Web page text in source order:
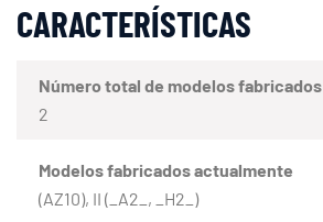
CARACTERÍSTICAS
Número total de modelos fabricados
2
Modelos fabricados actualmente
(AZ10), II (_A2_, _H2_)